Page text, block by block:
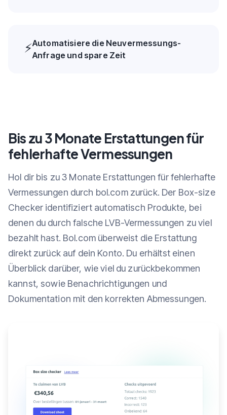
⚡Automatisiere die Neuvermessungs-
Anfrage und spare Zeit
Bis zu 3 Monate Erstattungen für
fehlerhafte Vermessungen
Hol dir bis zu 3 Monate Erstattungen für fehlerhafte
Vermessungen durch bol.com zurück. Der Box-size
Checker identifiziert automatisch Produkte, bei
denen du durch falsche LVB-Vermessungen zu viel
bezahlt hast. Bol.com überweist die Erstattung
direkt zurück auf dein Konto. Du erhältst einen
Überblick darüber, wie viel du zurückbekommen
kannst, sowie Benachrichtigungen und
Dokumentation mit den korrekten Abmessungen.